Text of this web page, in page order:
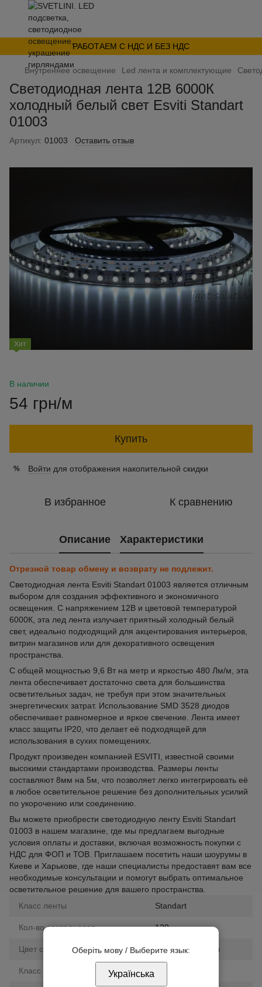
РАБОТАЕМ С НДС И БЕЗ НДС
Внутреннее освещение Led лента и комплектующие
Светодиодная лента 12В 6000К
холодный белый свет Esviti Standart
01003
Артикул: 01003 Оставить отзыв
Хит
В наличии
54 грн/м
Купить
% Войти для отображения накопительной скидки
В избранное К сравнению
Описание Характеристики
Отрезной товар обмену и возврату не подлежит.
Светодиодная лента Esviti Standart 01003 является отличным
выбором для создания эффективного и экономичного
освещения. С напряжением 12В и цветовой температурой
6000К, эта лед лента излучает приятный холодный белый
свет, идеально подходящий для акцентирования интерьеров,
витрин магазинов или для декоративного освещения
пространства.
С общей мощностью 9,6 Вт на метр и яркостью 480 Лм/м, эта
лента обеспечивает достаточно света для большинства
осветительных задач, не требуя при этом значительных
энергетических затрат. Использование SMD 3528 диодов
обеспечивает равномерное и яркое свечение. Лента имеет
класс защиты IP20, что делает её подходящей для
использования в сухих помещениях.
Продукт произведен компанией ESVITI, известной своими
высокими стандартами производства. Размеры ленты
составляют 8мм на 5м, что позволяет легко интегрировать её
в любое осветительное решение без дополнительных усилий
по укорочению или соединению.
Вы можете приобрести светодиодную ленту Esviti Standart
01003 в нашем магазине, где мы предлагаем выгодные
условия оплаты и доставки, включая возможность покупки с
НДС для ФОП и ТОВ. Приглашаем посетить наши шоурумы в
Киеве и Харькове, где наши специалисты предоставят вам все
необходимые консультации и помогут выбрать оптимальное
осветительное решение для вашего пространства.
Класс ленты
Standart
Кол-во светодиодов 120
Цвет свечения белый холодный
Класс влагозащиты
Оберіть мову / Выберите язык:
Українська